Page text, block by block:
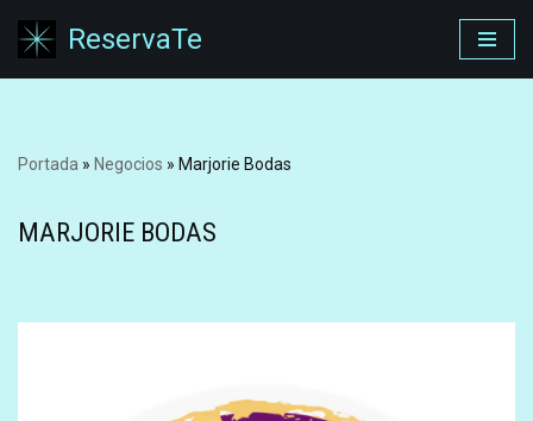
Saltar
ReservaTe
Portada » Negocios » Marjorie Bodas
MARJORIE BODAS